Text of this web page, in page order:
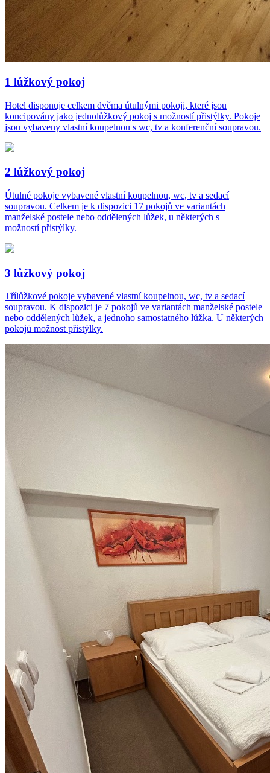
1 lůžkový pokoj
Hotel disponuje celkem dvěma útulnými pokoji, které jsou
koncipovány jako jednolůžkový pokoj s možností přistýlky. Pokoje
jsou vybaveny vlastní koupelnou s wc, tv a konferenční soupravou.
2 lůžkový pokoj
Útulné pokoje vybavené vlastní koupelnou, wc, tv a sedací
soupravou. Celkem je k dispozici 17 pokojů ve variantách
manželské postele nebo oddělených lůžek, u některých s
možností přistýlky.
3 lůžkový pokoj
Třílůžkové pokoje vybavené vlastní koupelnou, wc, tv a sedací
soupravou. K dispozici je 7 pokojů ve variantách manželské postele
nebo oddělených lůžek, a jednoho samostatného lůžka. U některých
pokojů možnost přistýlky.